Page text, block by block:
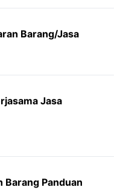
Barang/Jasa
Jasa
Barang Panduan